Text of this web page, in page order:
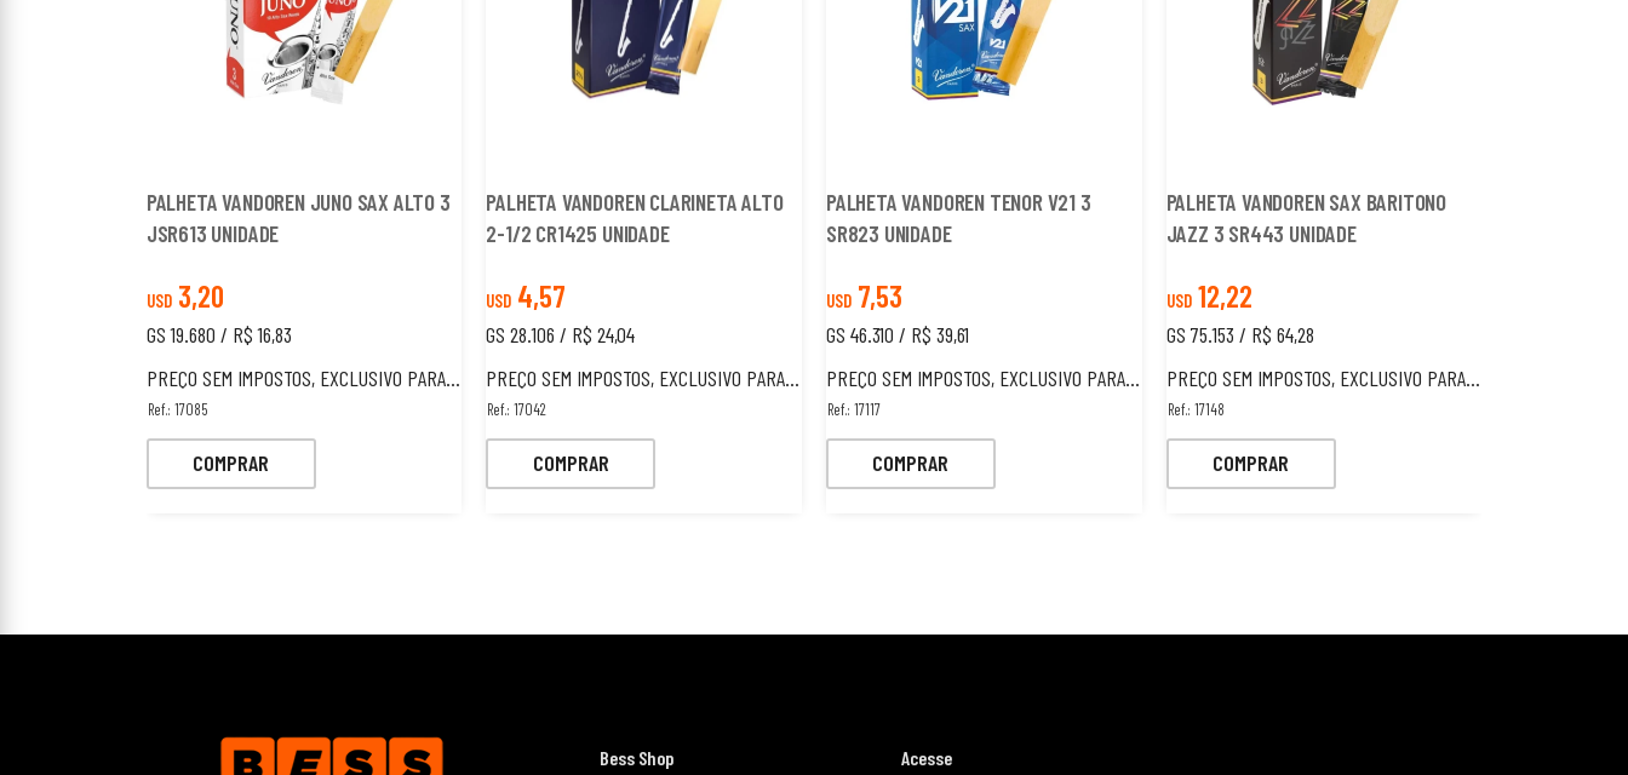
PALHETA VANDOREN JUNO SAX ALTO 3
JSR613 UNIDADE
USD 3,20
GS 19.680 / R$ 16,83
PREÇO SEM IMPOSTOS, EXCLUSIVO PARA ESTRANGEIROS.
Ref.: 17085
COMPRAR
PALHETA VANDOREN CLARINETA ALTO
2-1/2 CR1425 UNIDADE
USD 4,57
GS 28.106 / R$ 24,04
PREÇO SEM IMPOSTOS, EXCLUSIVO PARA ESTRANGEIROS.
Ref.: 17042
COMPRAR
PALHETA VANDOREN TENOR V21 3
SR823 UNIDADE
USD 7,53
GS 46.310 / R$ 39,61
PREÇO SEM IMPOSTOS, EXCLUSIVO PARA ESTRANGEIROS.
Ref.: 17117
COMPRAR
PALHETA VANDOREN SAX BARITONO
JAZZ 3 SR443 UNIDADE
USD 12,22
GS 75.153 / R$ 64,28
PREÇO SEM IMPOSTOS, EXCLUSIVO PARA ESTRANGEIROS.
Ref.: 17148
COMPRAR
Bess Shop Acesse